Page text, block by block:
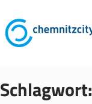
Schlagwort: